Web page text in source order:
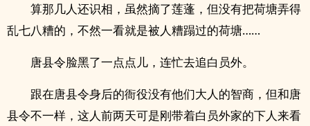
算那几人还识相，虽然摘了莲蓬，但没有把荷塘弄得
乱七八糟的，不然一看就是被人糟蹋过的荷塘……
唐县令脸黑了一点点儿，连忙去追白员外。
跟在唐县令身后的衙役没有他们大人的智商，但和唐
县令不一样，这人前两天可是刚带着白员外家的下人来看